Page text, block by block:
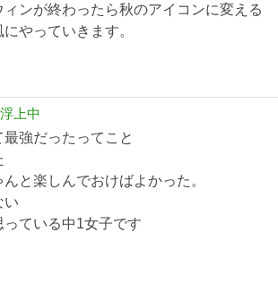
ィンが終わったら秋のアイコンに変える
やっていきます。
上中
強だったってこと
んと楽しんでおけばよかった。
い
っている中1女子です